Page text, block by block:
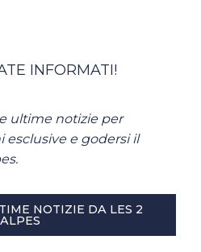
INFORMATI!
ultime notizie per
e godersi il
NOTIZIE DA LES 2
ALPES